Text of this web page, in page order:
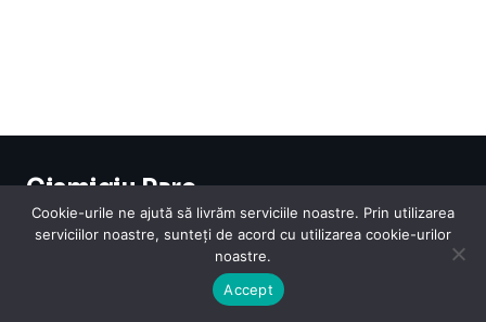
Cismigiu Parc
© 2024 CismigiuParc. All Rights Reserved.
Internet Legislatie Medical Moda Sarbatori Telefoane
Cookie-urile ne ajută să livrăm serviciile noastre. Prin utilizarea
serviciilor noastre, sunteți de acord cu utilizarea cookie-urilor
noastre.
Accept